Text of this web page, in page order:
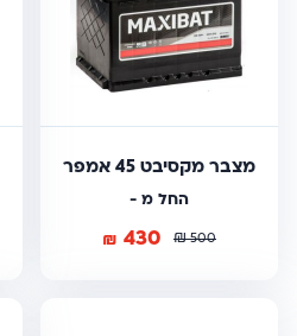
מצבר מקסיבט 45 אמפר
החל מ -
500
₪
430
₪